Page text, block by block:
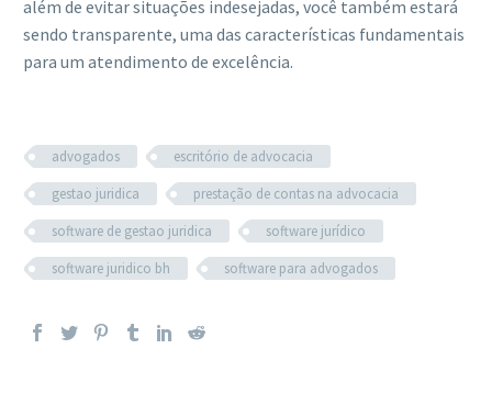
além de evitar situações indesejadas, você também estará
sendo transparente, uma das características fundamentais
para um atendimento de excelência.
advogados
escritório de advocacia
gestao juridica
prestação de contas na advocacia
software de gestao juridica
software jurídico
software juridico bh
software para advogados